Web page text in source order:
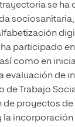
se ha
participado
como en
de
Trabajo
proyectos
la